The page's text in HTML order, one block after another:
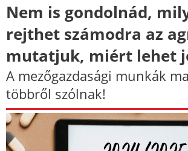
Nem is gondolnád,
rejthet számodra az
mutatjuk, miért lehet
A mezőgazdasági munkák
többről szólnak!